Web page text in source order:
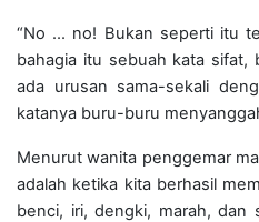
“No ... no! Bukan seperti itu
bahagia itu sebuah kata sifat,
ada urusan sama-sekali
katanya buru-buru
Menurut wanita penggemar
adalah ketika kita berhasil
benci, iri, dengki, marah, dan